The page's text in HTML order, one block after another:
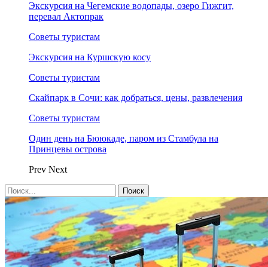
Экскурсия на Чегемские водопады, озеро Гижгит,
перевал Актопрак
Советы туристам
Экскурсия на Куршскую косу
Советы туристам
Скайпарк в Сочи: как добраться, цены, развлечения
Советы туристам
Один день на Бююкаде, паром из Стамбула на
Принцевы острова
Prev Next